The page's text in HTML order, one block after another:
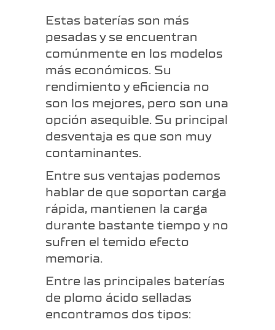
Estas baterías son más
pesadas y se encuentran
comúnmente en los modelos
más económicos. Su
rendimiento y eficiencia no
son los mejores, pero son una
opción asequible. Su principal
desventaja es que son muy
contaminantes.
Entre sus ventajas podemos
hablar de que soportan carga
rápida, mantienen la carga
durante bastante tiempo y no
sufren el temido efecto
memoria.
Entre las principales baterías
de plomo ácido selladas
encontramos dos tipos: